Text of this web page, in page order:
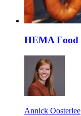
HEMA Food
Annick Oosterlee